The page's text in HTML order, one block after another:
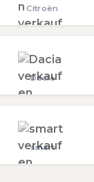
Citroën
Dacia
smart